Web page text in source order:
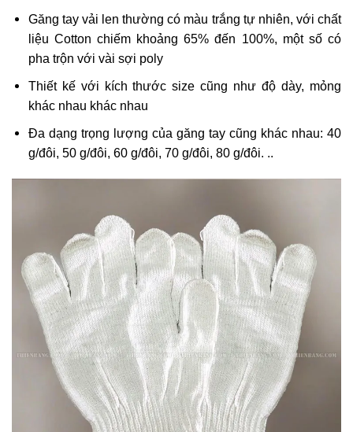
Găng tay vải len thường có màu trắng tự nhiên, với chất
liệu Cotton chiếm khoảng 65% đến 100%, một số có
pha trộn với vài sợi poly
Thiết kế với kích thước size cũng như độ dày, mỏng
khác nhau khác nhau
Đa dạng trọng lượng của găng tay cũng khác nhau: 40
g/đôi, 50 g/đôi, 60 g/đôi, 70 g/đôi, 80 g/đôi. ..